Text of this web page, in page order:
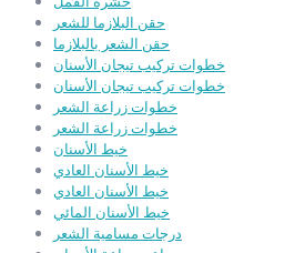
حقن البلازما للشعر
حقن الشعر بالبلازما
خطوات تركيب تيجان الأسنان
خطوات تركيب تيجان الأسنان
خطوات زراعة الشعر
خطوات زراعة الشعر
خيط الأسنان
خيط الأسنان العادي
خيط الأسنان العادي
خيط الأسنان المائي
درجات مسامية الشعر